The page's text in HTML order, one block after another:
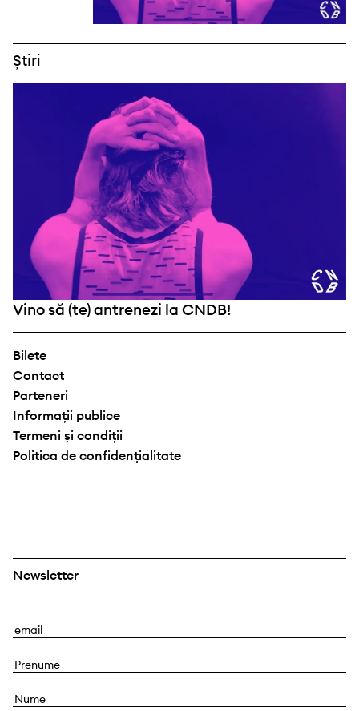
Știri
Vino să (te) antrenezi la CNDB!
Bilete
Contact
Parteneri
Informații publice
Termeni și condiții
Politica de confidențialitate
Newsletter
E
a
P
eN